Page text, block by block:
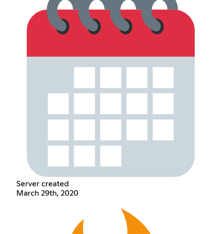
Server created
March 29th, 2020